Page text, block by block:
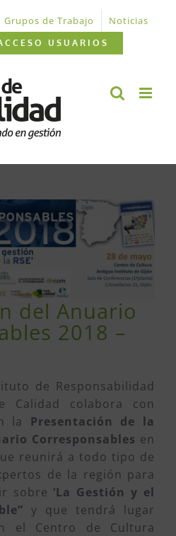
Grupos de Trabajo
Noticias
USUARIOS
del Anuario
2018 –
de Responsabilidad
Calidad colabora con
la Presentación de la
Corresponsables en
reunirá a todo tipo de
de la región para
sobre‘La Gestión y el
y que tendrá lugar
el Centro de Cultura